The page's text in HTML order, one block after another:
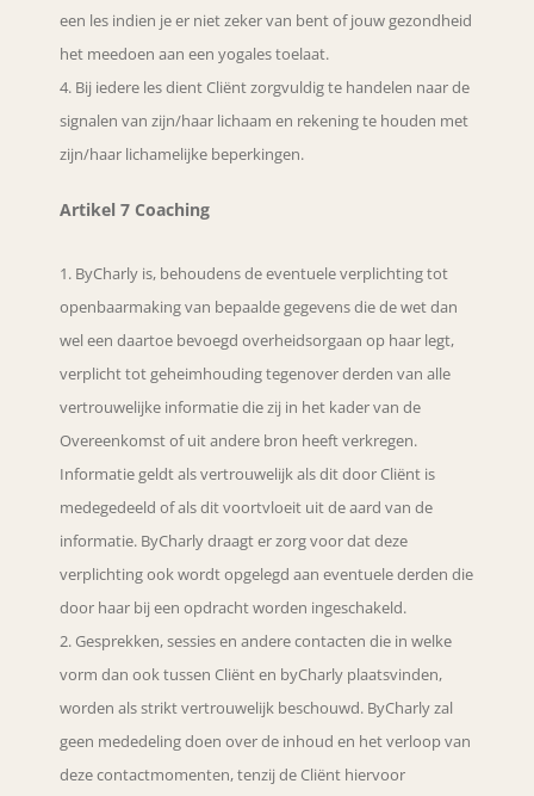
een les indien je er niet zeker van bent of jouw gezondheid
het meedoen aan een yogales toelaat.
Bij iedere les dient Cliënt zorgvuldig te handelen naar de
signalen van zijn/haar lichaam en rekening te houden met
zijn/haar lichamelijke beperkingen.
Artikel 7 Coaching
ByCharly is, behoudens de eventuele verplichting tot
openbaarmaking van bepaalde gegevens die de wet dan
wel een daartoe bevoegd overheidsorgaan op haar legt,
verplicht tot geheimhouding tegenover derden van alle
vertrouwelijke informatie die zij in het kader van de
Overeenkomst of uit andere bron heeft verkregen.
Informatie geldt als vertrouwelijk als dit door Cliënt is
medegedeeld of als dit voortvloeit uit de aard van de
informatie. ByCharly draagt er zorg voor dat deze
verplichting ook wordt opgelegd aan eventuele derden die
door haar bij een opdracht worden ingeschakeld.
Gesprekken, sessies en andere contacten die in welke
vorm dan ook tussen Cliënt en byCharly plaatsvinden,
worden als strikt vertrouwelijk beschouwd. ByCharly zal
geen mededeling doen over de inhoud en het verloop van
deze contactmomenten, tenzij de Cliënt hiervoor